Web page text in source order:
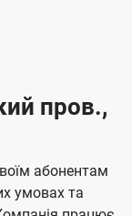
пров.,
абонентам
умовах та